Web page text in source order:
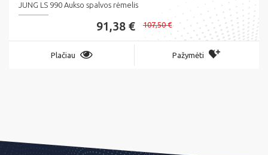
JUNG LS 990 Aukso spalvos rėmelis
91,38 € 107,50 €
Plačiau Pažymėti